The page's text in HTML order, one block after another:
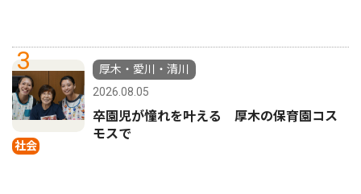
3
社会
厚木・愛川・清川
2026.08.05
卒園児が憧れを叶える 厚木の保育園コス
モスで